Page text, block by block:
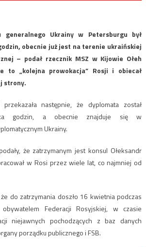
generalnego Ukrainy w Petersburgu był
obecnie już jest na terenie ukraińskiej
– podał rzecznik MSZ w Kijowie Ołeh
to „kolejna prowokacja” Rosji i obiecał
strony.
następnie, że dyplomata został
godzin, a obecnie znajduje się w
Ukrainy.
że zatrzymanym jest konsul Ołeksandr
w Rosi przez wiele lat, co najmniej od
że do zatrzymania doszło 16 kwietnia podczas
Federacji Rosyjskiej, w czasie
niejawnych pochodzących z baz danych
porządku publicznego i FSB.